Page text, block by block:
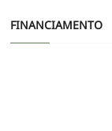
FINANCIAMENTO